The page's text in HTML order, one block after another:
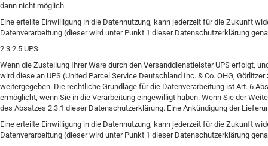
dann nicht möglich.
Eine erteilte Einwilligung in die Datennutzung, kann jederzeit für die Zukunft
Datenverarbeitung (dieser wird unter Punkt 1 dieser Datenschutzerklärung
2.3.2.5 UPS
Wenn die Zustellung Ihrer Ware durch den Versanddienstleister UPS erfolgt,
wird diese an UPS (United Parcel Service Deutschland Inc. & Co. OHG,
weitergegeben. Die rechtliche Grundlage für die Datenverarbeitung ist Art. 6
ermöglicht, wenn Sie in die Verarbeitung eingewilligt haben. Wenn Sie der
des Absatzes 2.3.1 dieser Datenschutzerklärung. Eine Ankündigung der
Eine erteilte Einwilligung in die Datennutzung, kann jederzeit für die Zukunft
Datenverarbeitung (dieser wird unter Punkt 1 dieser Datenschutzerklärung